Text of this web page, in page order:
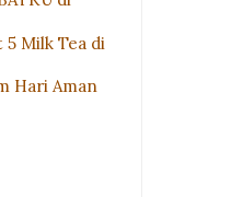
5 Milk Tea di
Hari Aman